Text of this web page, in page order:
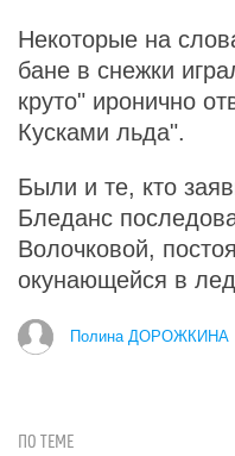
Некоторые на
бане в снежки
круто" иронично
Кусками льда".
Были и те, кто
Бледанс
Волочковой,
окунающейся в
Полина ДОРОЖКИНА
ПО ТЕМЕ